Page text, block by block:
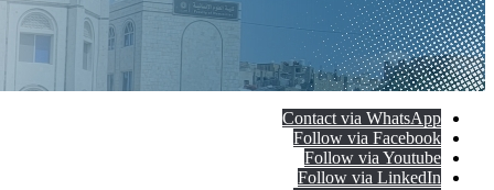
Contact via WhatsApp
Follow via Facebook
Follow via Youtube
Follow via LinkedIn